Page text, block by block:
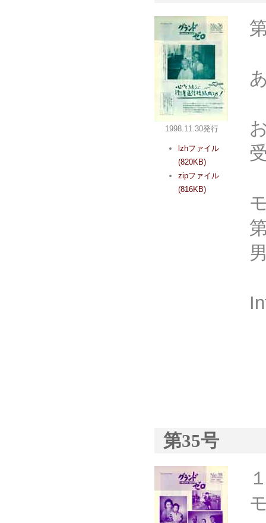
1998.11.30発行
lzhファイル
(820KB)
zipファイル
(816KB)
第35号